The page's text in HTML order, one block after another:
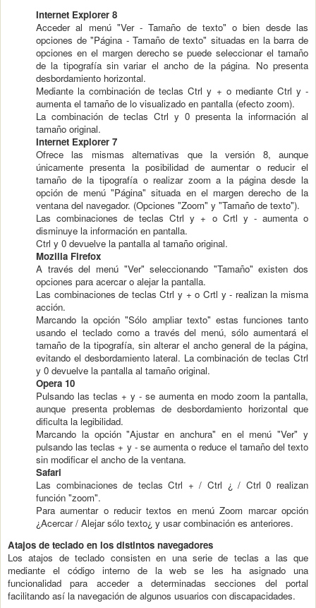
Internet Explorer 8
Acceder al menú "Ver - Tamaño de texto" o bien desde las
opciones de "Página - Tamaño de texto" situadas en la barra de
opciones en el margen derecho se puede seleccionar el tamaño
de la tipografía sin variar el ancho de la página. No presenta
desbordamiento horizontal.
Mediante la combinación de teclas Ctrl y + o mediante Ctrl y -
aumenta el tamaño de lo visualizado en pantalla (efecto zoom).
La combinación de teclas Ctrl y 0 presenta la información al
tamaño original.
Internet Explorer 7
Ofrece las mismas alternativas que la versión 8, aunque
únicamente presenta la posibilidad de aumentar o reducir el
tamaño de la tipografía o realizar zoom a la página desde la
opción de menú "Página" situada en el margen derecho de la
ventana del navegador. (Opciones "Zoom" y "Tamaño de texto").
Las combinaciones de teclas Ctrl y + o Crtl y - aumenta o
disminuye la información en pantalla.
Ctrl y 0 devuelve la pantalla al tamaño original.
Mozilla Firefox
A través del menú "Ver" seleccionando "Tamaño" existen dos
opciones para acercar o alejar la pantalla.
Las combinaciones de teclas Ctrl y + o Crtl y - realizan la misma
acción.
Marcando la opción "Sólo ampliar texto" estas funciones tanto
usando el teclado como a través del menú, sólo aumentará el
tamaño de la tipografía, sin alterar el ancho general de la página,
evitando el desbordamiento lateral. La combinación de teclas Ctrl
y 0 devuelve la pantalla al tamaño original.
Opera 10
Pulsando las teclas + y - se aumenta en modo zoom la pantalla,
aunque presenta problemas de desbordamiento horizontal que
dificulta la legibilidad.
Marcando la opción "Ajustar en anchura" en el menú "Ver" y
pulsando las teclas + y - se aumenta o reduce el tamaño del texto
sin modificar el ancho de la ventana.
Safari
Las combinaciones de teclas Ctrl + / Ctrl ¿ / Ctrl 0 realizan
función "zoom".
Para aumentar o reducir textos en menú Zoom marcar opción
¿Acercar / Alejar sólo texto¿ y usar combinación es anteriores.
Atajos de teclado en los distintos navegadores
Los atajos de teclado consisten en una serie de teclas a las que
mediante el código interno de la web se les ha asignado una
funcionalidad para acceder a determinadas secciones del portal
facilitando así la navegación de algunos usuarios con discapacidades.